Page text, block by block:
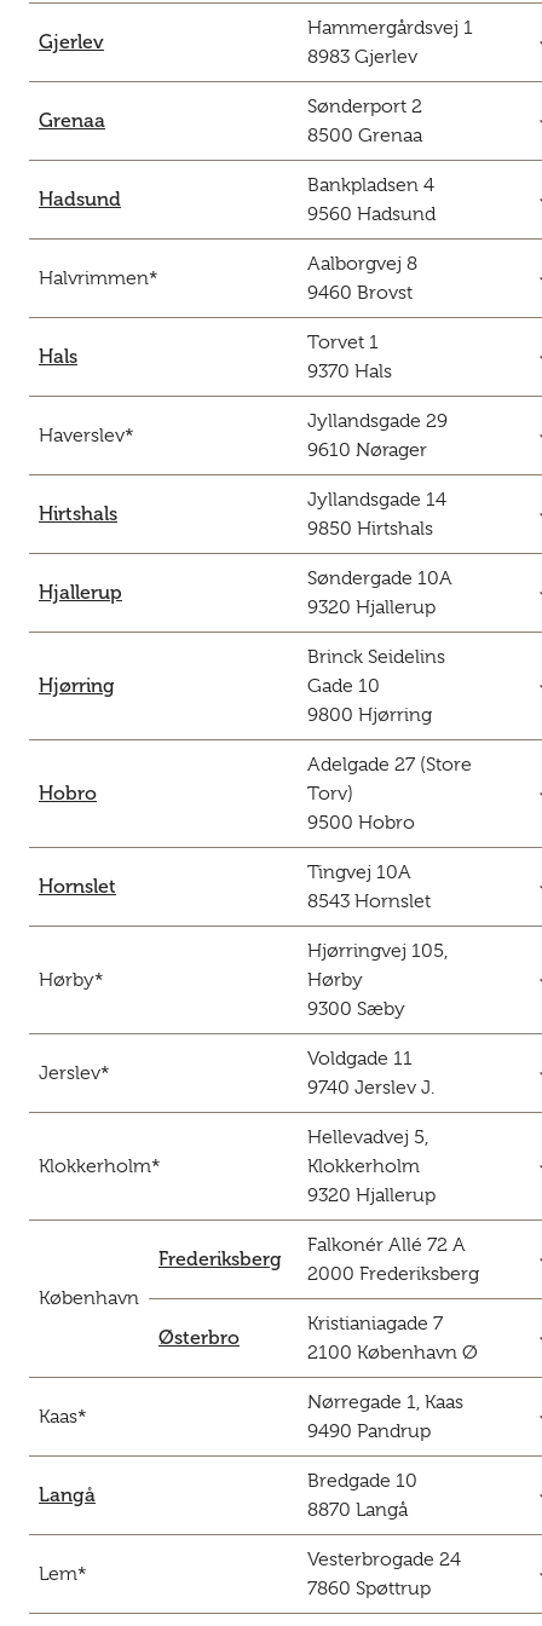
Gjerlev
Hammergårdsvej 1
8983 Gjerlev
Grenaa
Sønderport 2
8500 Grenaa
Hadsund
Bankpladsen 4
9560 Hadsund
Halvrimmen*
Aalborgvej 8
9460 Brovst
Hals
Torvet 1
9370 Hals
Haverslev*
Jyllandsgade 29
9610 Nørager
Hirtshals
Jyllandsgade 14
9850 Hirtshals
Hjallerup
Søndergade 10A
9320 Hjallerup
Hjørring
Brinck Seidelins
Gade 10
9800 Hjørring
Hobro
Adelgade 27 (Store
Torv)
9500 Hobro
Hornslet
Tingvej 10A
8543 Hornslet
Hørby*
Hjørringvej 105,
Hørby
9300 Sæby
Jerslev*
Voldgade 11
9740 Jerslev J.
Klokkerholm*
Hellevadvej 5,
Klokkerholm
9320 Hjallerup
København
Frederiksberg
Falkonér Allé 72 A
2000 Frederiksberg
Østerbro
Kristianiagade 7
2100 København Ø
Kaas*
Nørregade 1, Kaas
9490 Pandrup
Langå
Bredgade 10
8870 Langå
Lem*
Vesterbrogade 24
7860 Spøttrup